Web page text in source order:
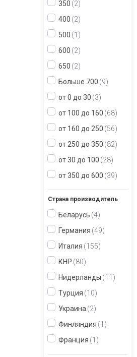
350 2
400 2
500 1
600 2
650 2
Больше 700 9
от 0 до 30 3
от 100 до 160 68
от 160 до 250 56
от 250 до 350 82
от 30 до 100 28
от 350 до 600 39
Страна производитель
Беларусь 4
Германия 49
Италия 155
КНР 80
Нидерланды 11
Турция 10
Украина 2
Финляндия 1
Франция 1